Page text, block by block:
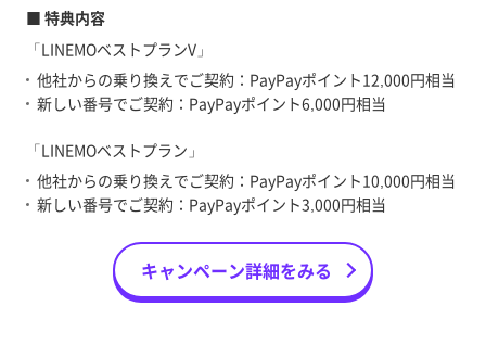
■ 特典内容
「LINEMOベストプランV」
他社からの乗り換えでご契約：PayPayポイント12,000円相当
新しい番号でご契約：PayPayポイント6,000円相当
「LINEMOベストプラン」
他社からの乗り換えでご契約：PayPayポイント10,000円相当
新しい番号でご契約：PayPayポイント3,000円相当
キャンペーン詳細をみる